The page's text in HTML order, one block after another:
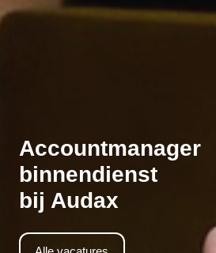
Accountmanager
binnendienst
bij Audax